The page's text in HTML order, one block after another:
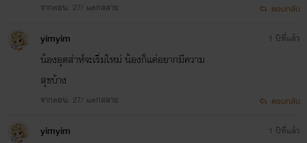
นิยายเรื่องนี้่เป็นเรื่องที่สองของฟาง ข้อบกพร่องจากนิยาย
เรื่องแรก ฟางจะนำมาแก้ไขและปรับปรุงในเรื่องนี้
ยังไม่รับปากว่าจะ
ที่สุด ทำให้เต็มกำลังที่ีสุดจ้าวว
จากตอน: 27/ แตกสลาย ตอบกลับ
yimyim
น้องอุตส่าห์จะเริ่มใหม่ น้องก็แค่อยากมีความ
สุขบ้าง
จากตอน: 27/ แตกสลาย
1 ปีที่แล้ว
ตอบกลับ
yimyim 1 ปีที่แล้ว